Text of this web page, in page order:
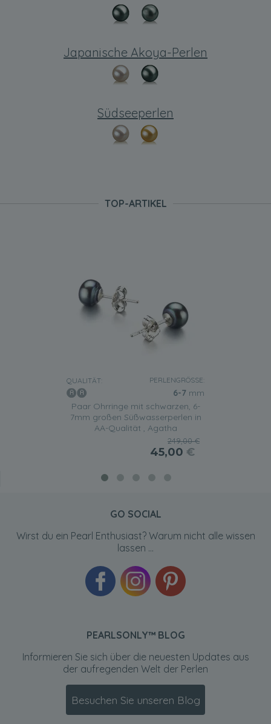
Japanische Akoya-Perlen
Südseeperlen
TOP-ARTIKEL
QUALITÄT: PERLENGRÖSSE:
6-7 mm
Paar Ohrringe mit schwarzen, 6-
7mm großen Süßwasserperlen in
AA-Qualität , Agatha
249,00 €
45,00 €
GO SOCIAL
Wirst du ein Pearl Enthusiast? Warum nicht alle wissen
lassen ...
PEARLSONLY™ BLOG
Informieren Sie sich über die neuesten Updates aus
der aufregenden Welt der Perlen
Besuchen Sie unseren Blog